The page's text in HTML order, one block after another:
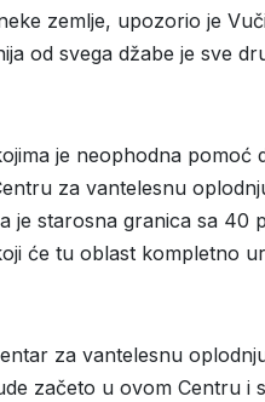
zemlje, upozorio je
od svega džabe je sve
je neophodna
za vantelesnu
je starosna granica sa 40
će tu oblast kompletno
za vantelesnu
začeto u ovom Centru i